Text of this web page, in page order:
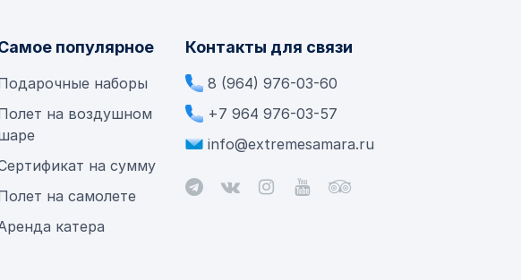
популярное
наборы
на воздушном
на сумму
на самолете
катера
Контакты для связи
8 (964) 976-03-60
+7 964 976-03-57
info@extremesamara.ru